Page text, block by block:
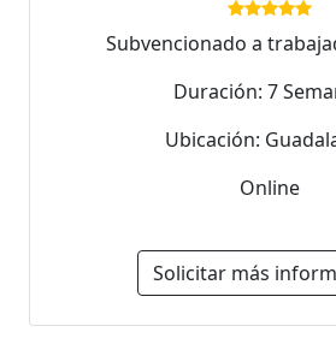
Subvencionado a
Duración: 7
Ubicación:
Online
Solicitar más